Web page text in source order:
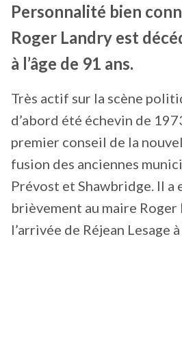
Personnalité bien
Roger Landry est
à l’âge de 91 ans.
Très actif sur la scène
d’abord été échevin de
premier conseil de la
fusion des anciennes
Prévost et Shawbridge. Il a
brièvement au maire Roger
l’arrivée de Réjean Lesage